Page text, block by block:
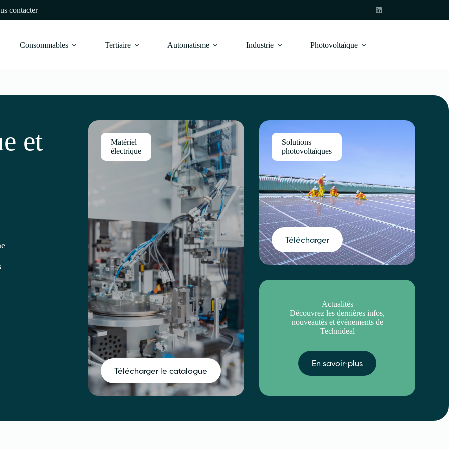
contacter
Consommables Tertiaire Automatisme Industrie Photovoltaïque
et
Matériel
électrique
Télécharger le catalogue
Solutions
photovoltaïques
Télécharger
Actualités
Découvrez les dernières infos,
nouveautés et évènements de
Technideal
En savoir-plus